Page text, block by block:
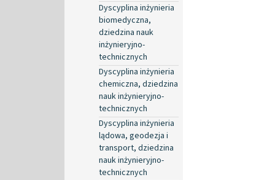
Dyscyplina inżynieria
biomedyczna,
dziedzina nauk
inżynieryjno-
technicznych
Dyscyplina inżynieria
chemiczna, dziedzina
nauk inżynieryjno-
technicznych
Dyscyplina inżynieria
lądowa, geodezja i
transport, dziedzina
nauk inżynieryjno-
technicznych